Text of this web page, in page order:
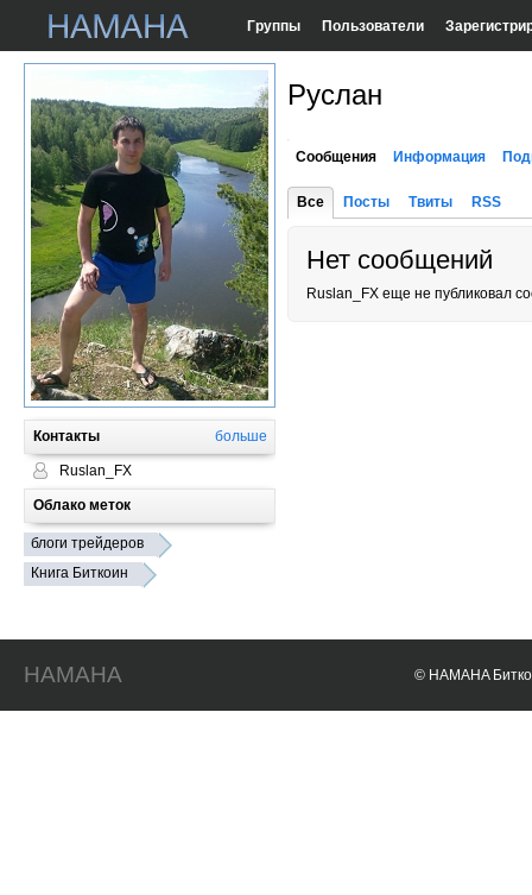
Группы Пользователи
Контакты больше
Ruslan_FX
Облако меток
блоги трейдеров
Книга Биткоин
Руслан
Сообщения Информация
Все Посты Твиты RSS
Нет сообщений
Ruslan_FX еще не публиковал
HAMAHA © HAMAHA